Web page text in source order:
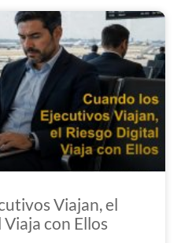
Viajan, el
con Ellos